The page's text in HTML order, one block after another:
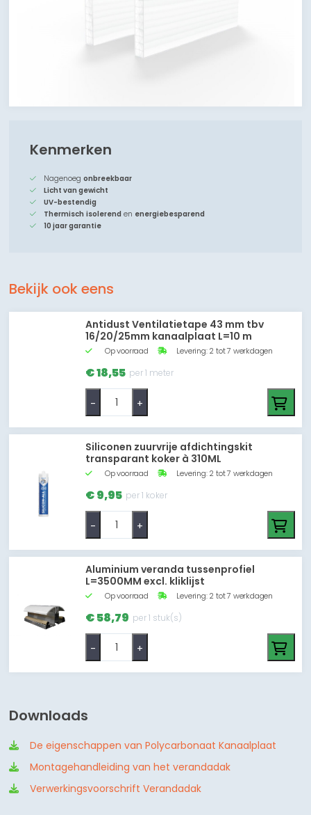
Kenmerken
Nagenoegonbreekbaar
Licht van gewicht
UV-bestendig
Thermisch isolerend en energiebesparend
10 jaar garantie
Bekijk ook eens
Antidust Ventilatietape 43 mm tbv
16/20/25mm kanaalplaat L=10 m
Op voorraad Levering: 2 tot 7 werkdagen
€ 18,55 per 1 meter
- +
Siliconen zuurvrije afdichtingskit
transparant koker à 310ML
Op voorraad Levering: 2 tot 7 werkdagen
€ 9,95 per 1 koker
- +
Aluminium veranda tussenprofiel
L=3500MM excl. kliklijst
Op voorraad Levering: 2 tot 7 werkdagen
€ 58,79 per 1 stuk(s)
- +
Downloads
De eigenschappen van Polycarbonaat Kanaalplaat
Montagehandleiding van het verandadak
Verwerkingsvoorschrift Verandadak